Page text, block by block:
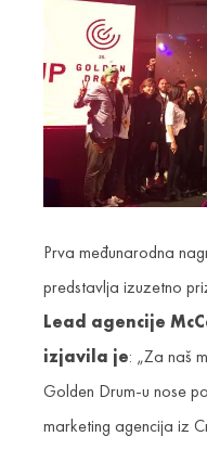
Prva međunarodna
predstavlja izuzetno
Lead agencije
izjavila je: „Za naš
Golden Drum-u nose
marketing agencija iz